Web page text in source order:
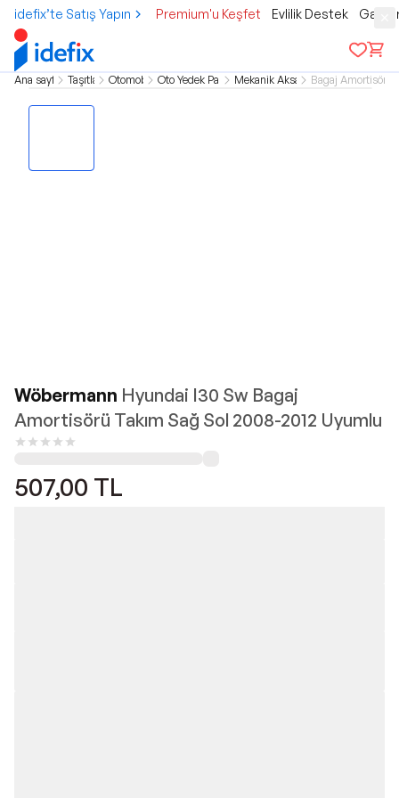
idefix’te Satış Yapın Premium'u Keşfet Evlilik Destek
Ana sayfa Taşıtlar Otomobil Oto Yedek Parça Mekanik Aksam Bagaj
Wöbermann Hyundai I30 Sw Bagaj
Amortisörü Takım Sağ Sol 2008-2012 Uyumlu
507,00 TL